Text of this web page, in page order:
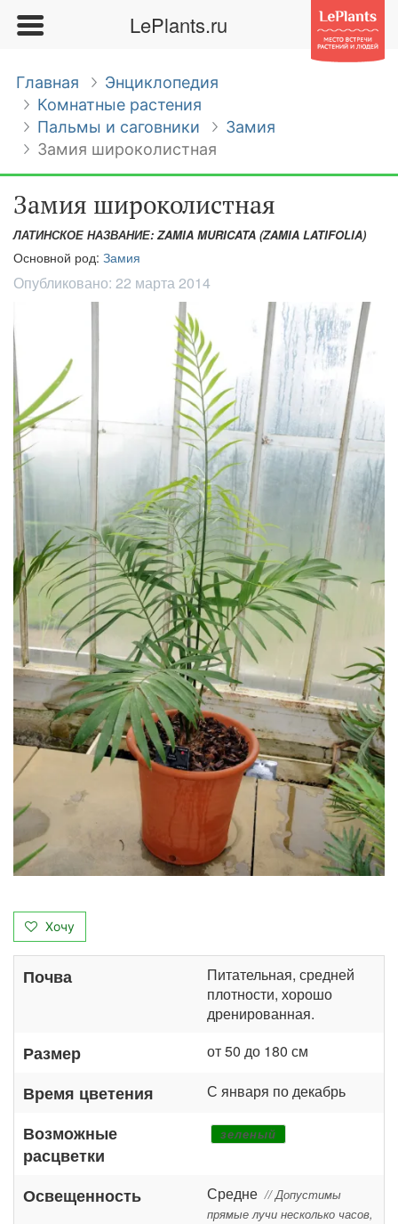
LePlants.ru
Главная
Энциклопедия
Комнатные растения
Пальмы и саговники
Замия
Замия широколистная
Замия широколистная
ЛАТИНСКОЕ НАЗВАНИЕ: ZAMIA MURICATA (ZAMIA LATIFOLIA)
Основной род: Замия
Опубликовано: 22 марта 2014
Хочу
Почва
Питательная, средней
плотности, хорошо
дренированная.
Размер от 50 до 180 см
Время цветения С января по декабрь
Возможные
расцветки
зеленый
Освещенность Средне // Допустимы
прямые лучи несколько часов,